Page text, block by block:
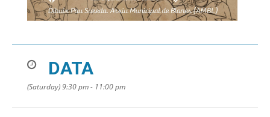
DATA
(Saturday) 9:30 pm - 11:00 pm